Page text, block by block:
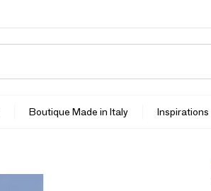
Boutique Made in Italy Inspirations